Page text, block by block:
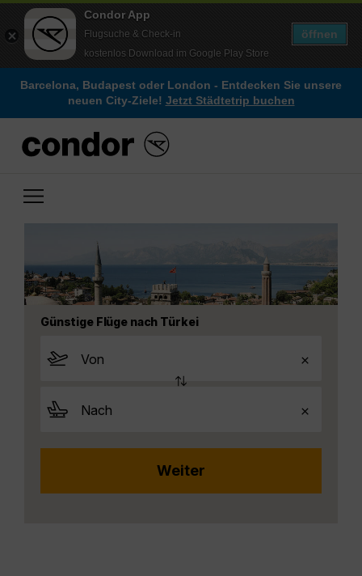
Condor App
Flugsuche & Check-in
kostenlos Download im Google Play Store
öffnen
Barcelona, Budapest oder London - Entdecken Sie unsere
neuen City-Ziele! Jetzt Städtetrip buchen
Günstige Flüge nach Türkei